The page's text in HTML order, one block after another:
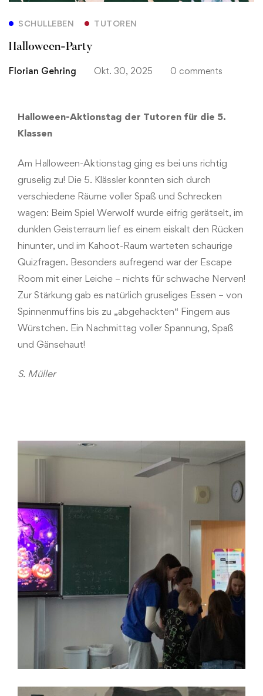
SCHULLEBEN TUTOREN
Halloween-Party
Florian Gehring Okt. 30, 2025 0 comments
Halloween-Aktionstag der Tutoren für die 5.
Klassen
Am Halloween-Aktionstag ging es bei uns richtig
gruselig zu! Die 5. Klässler konnten sich durch
verschiedene Räume voller Spaß und Schrecken
wagen: Beim Spiel Werwolf wurde eifrig gerätselt, im
dunklen Geisterraum lief es einem eiskalt den Rücken
hinunter, und im Kahoot-Raum warteten schaurige
Quizfragen. Besonders aufregend war der Escape
Room mit einer Leiche – nichts für schwache Nerven!
Zur Stärkung gab es natürlich gruseliges Essen – von
Spinnenmuffins bis zu „abgehackten“ Fingern aus
Würstchen. Ein Nachmittag voller Spannung, Spaß
und Gänsehaut!
S. Müller